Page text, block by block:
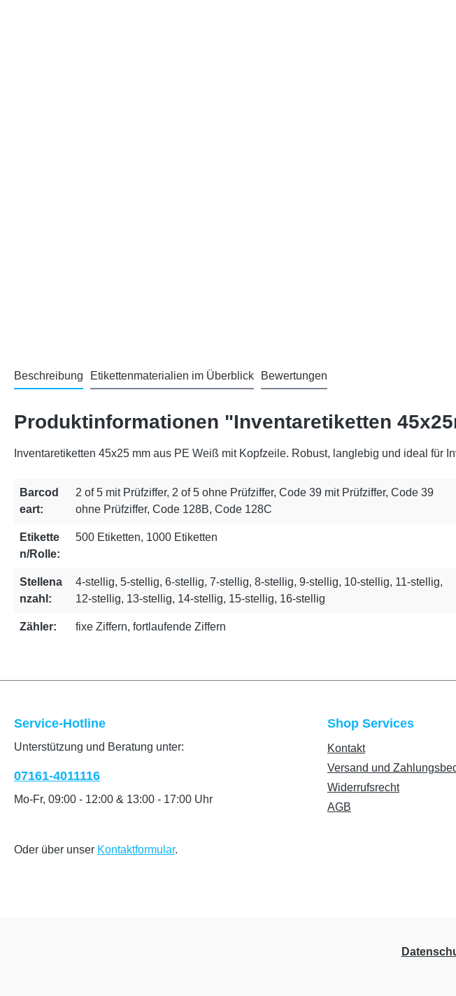
Beschreibung Etikettenmaterialien im Überblick Bewertungen
Produktinformationen "Inventaretiketten
Inventaretiketten 45x25 mm aus PE Weiß mit Kopfzeile. Robust, langlebig und ideal für
Barcod
eart:
2 of 5 mit Prüfziffer, 2 of 5 ohne Prüfziffer, Code 39 mit Prüfziffer, Code 39
ohne Prüfziffer, Code 128B, Code 128C
Etikette
n/Rolle:
500 Etiketten, 1000 Etiketten
Stellena
nzahl:
4-stellig, 5-stellig, 6-stellig, 7-stellig, 8-stellig, 9-stellig, 10-stellig, 11-stellig,
12-stellig, 13-stellig, 14-stellig, 15-stellig, 16-stellig
Zähler: fixe Ziffern, fortlaufende Ziffern
Service-Hotline
Unterstützung und Beratung unter:
07161-4011116
Mo-Fr, 09:00 - 12:00 & 13:00 - 17:00 Uhr
Oder über unser Kontaktformular.
Shop Services
Kontakt
Versand und
Widerrufsrecht
AGB